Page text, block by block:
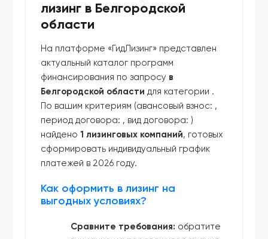
лизинг в Белгородской
области
На платформе «ГидЛизинг» представлен
актуальный каталог программ
финансирования по запросу в
Белгородской области для категории .
По вашим критериям (авансовый взнос: ,
период договора: , вид договора:)
найдено1 лизинговых компаний, готовых
сформировать индивидуальный график
платежей в 2026 году.
Как оформить в лизинг на
выгодных условиях?
Сравните требования: обратите